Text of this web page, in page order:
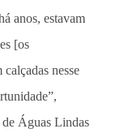
anos, estavam
[os
nesse
de Águas Lindas